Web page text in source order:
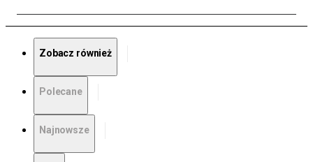
Zobacz również
Polecane
Najnowsze